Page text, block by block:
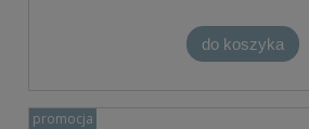
do koszyka
promocja